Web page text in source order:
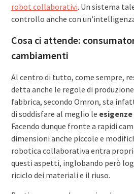
robot collaborativi. Un sistema
controllo anche con
Cosa ci attende:
cambiamenti
Al centro di tutto, come sempre,
detta anche le regole di
fabbrica, secondo Omron, sta
di soddisfare al meglio le
Facendo dunque fronte a rapidi
dimensioni anche piccole e
robotica collaborativa entra
questi aspetti, inglobando però
riciclo dei materiali e il riuso.